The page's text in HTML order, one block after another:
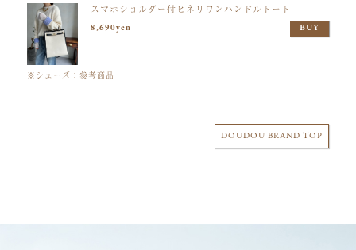
スマホショルダー付ヒネリワンハンドルトート
8,690yen
BUY
※シューズ：参考商品
DOUDOU BRAND TOP